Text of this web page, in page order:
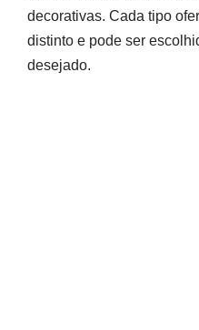
decorativas. Cada tipo
distinto e pode ser
desejado.